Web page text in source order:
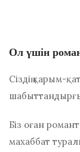
Ол үшін
Сіздің қарым-
Біз оған
махаббат